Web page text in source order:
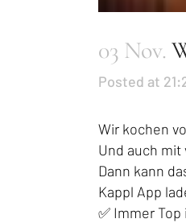
03 Nov.
Posted at
Wir kochen
Und auch
Dann kann
Kappl App
✅ Immer